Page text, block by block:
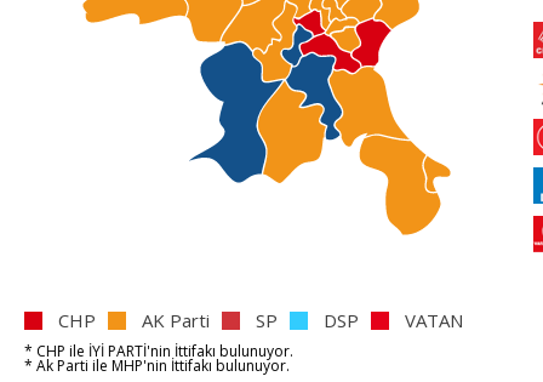
CHP AK Parti SP DSP VATAN
* CHP ile İYİ PARTİ'nin İttifakı bulunuyor.
* Ak Parti ile MHP'nin İttifakı bulunuyor.